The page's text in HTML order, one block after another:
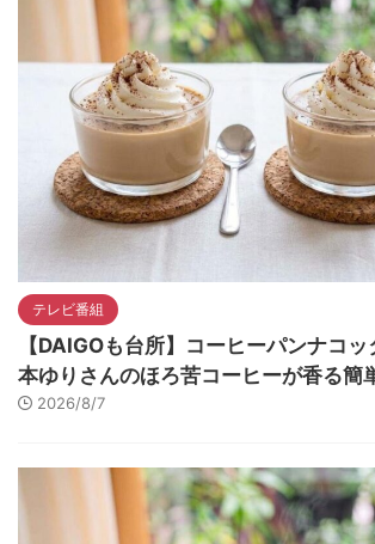
テレビ番組
【DAIGOも台所】コーヒーパンナコ
本ゆりさんのほろ苦コーヒーが香る簡
2026/8/7